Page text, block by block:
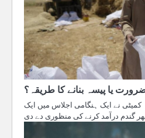
یا پیسہ بنانے کا طریقہ؟
کمیٹی نے ایک ہنگامی اجلاس میں ایک